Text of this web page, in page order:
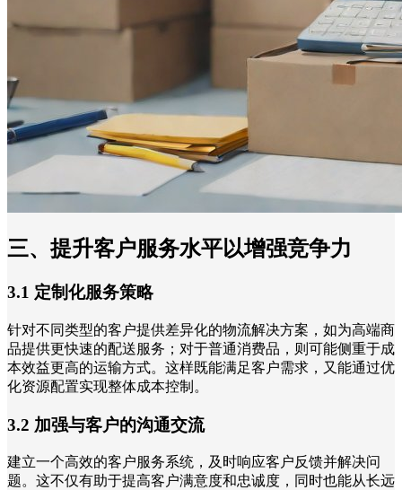
三、提升客户服务水平以增强竞争力
3.1 定制化服务策略
针对不同类型的客户提供差异化的物流解决方案，如为高端商
品提供更快速的配送服务；对于普通消费品，则可能侧重于成
本效益更高的运输方式。这样既能满足客户需求，又能通过优
化资源配置实现整体成本控制。
3.2 加强与客户的沟通交流
建立一个高效的客户服务系统，及时响应客户反馈并解决问
题。这不仅有助于提高客户满意度和忠诚度，同时也能从长远